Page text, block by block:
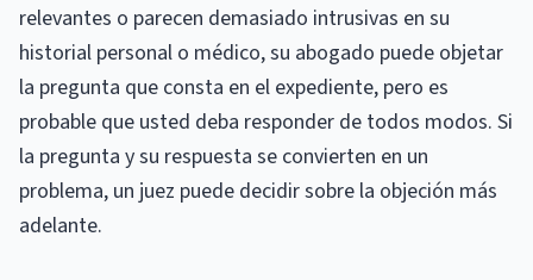
relevantes o parecen demasiado intrusivas en su
historial personal o médico, su abogado puede objetar
la pregunta que consta en el expediente, pero es
probable que usted deba responder de todos modos. Si
la pregunta y su respuesta se convierten en un
problema, un juez puede decidir sobre la objeción más
adelante.